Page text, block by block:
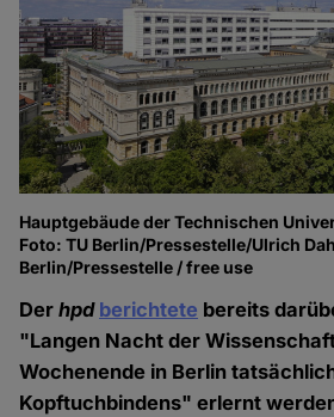
Hauptgebäude der Technischen
Foto: TU Berlin/Pressestelle/Ulrich
Berlin/Pressestelle / free use
Derhpd berichtete bereits
"Langen Nacht der
Wochenende in Berlin
Kopftuchbindens" erlernt